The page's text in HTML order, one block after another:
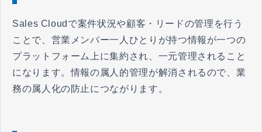
Sales Cloudで案件状況や顧客・リードの管理を行う
ことで、営業メンバー一人ひとりが持つ情報が一つの
プラットフォーム上に集約され、一元管理されること
になります。情報の属人的管理が解消されるので、業
務の属人化の防止につながります。